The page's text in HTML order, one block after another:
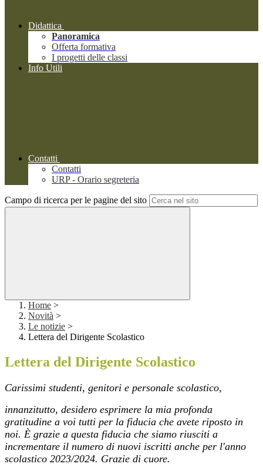
Didattica
Panoramica
Offerta formativa
I progetti delle classi
Info Utili
Contatti
Contatti
URP - Orario segreteria
Campo di ricerca per le pagine del sito
Home >
Novità >
Le notizie >
Lettera del Dirigente Scolastico
Lettera del Dirigente Scolastico
Carissimi studenti, genitori e personale scolastico,
innanzitutto, desidero esprimere la mia profonda
gratitudine a voi tutti per la fiducia che avete riposto in
noi. È grazie a questa fiducia che siamo riusciti a
incrementare il numero di nuovi iscritti anche per l'anno
scolastico 2023/2024. Grazie di cuore.